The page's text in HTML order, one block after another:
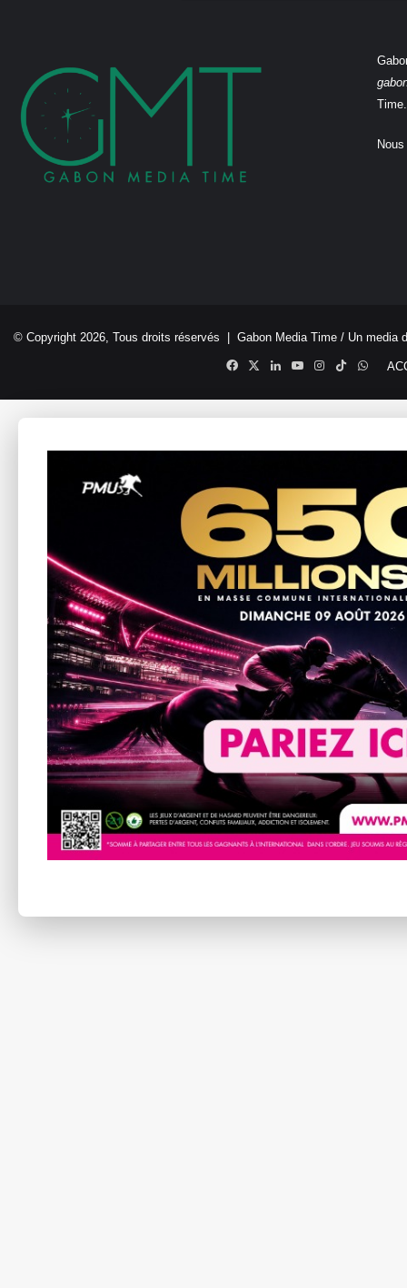
Time.
© Copyright 2026, Tous droits réservés | Gabon Media Time / Un media
Facebook
X LinkedinYouTubeInstagram
TikTok